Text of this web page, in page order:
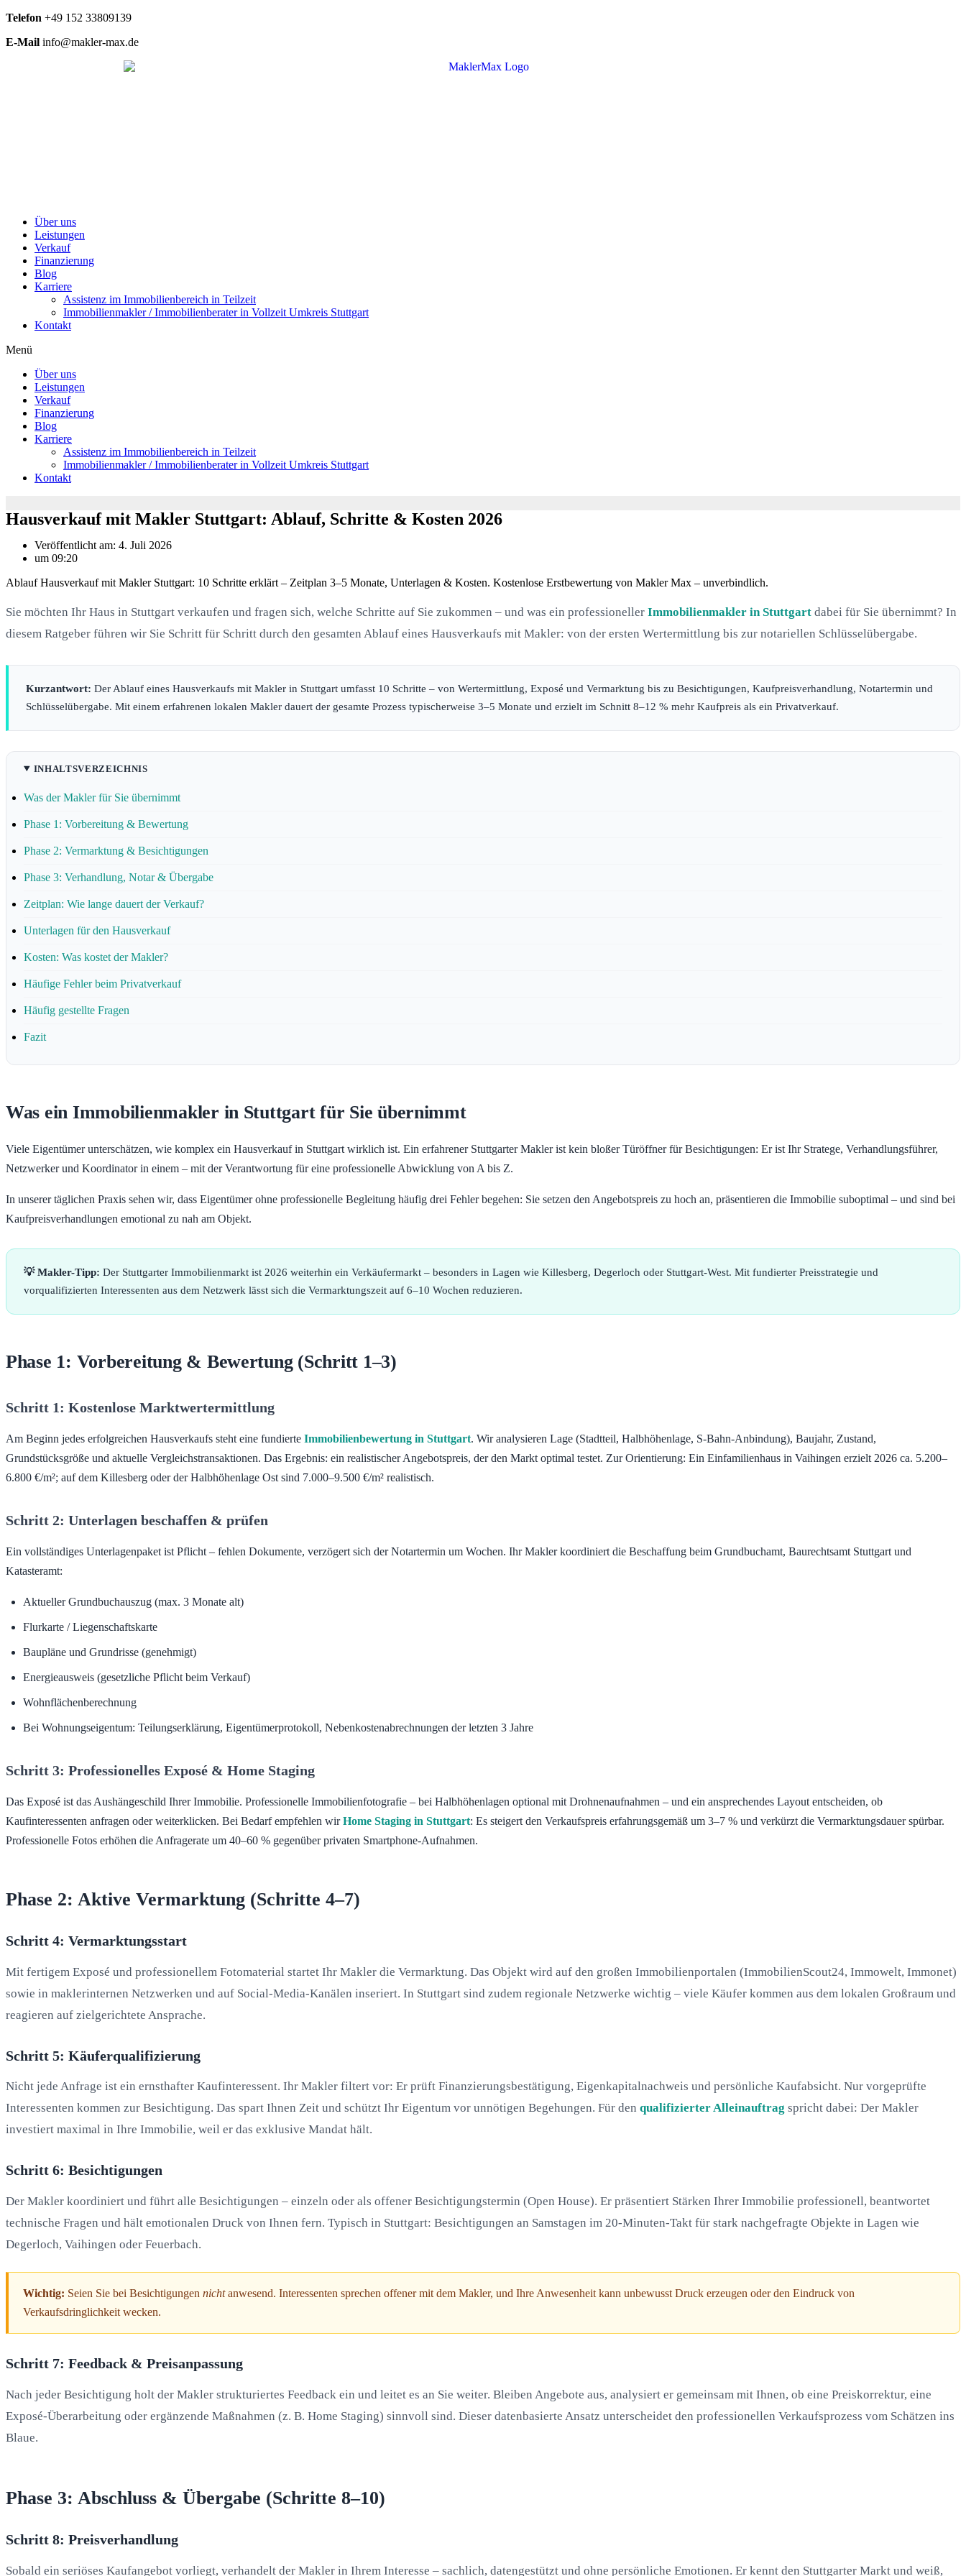
Telefon +49 152 33809139
E-Mail info@makler-max.de
Über uns
Leistungen
Verkauf
Finanzierung
Blog
Karriere
Assistenz im Immobilienbereich in Teilzeit
Immobilienmakler / Immobilienberater in Vollzeit Umkreis Stuttgart
Kontakt
Menü
Über uns
Leistungen
Verkauf
Finanzierung
Blog
Karriere
Assistenz im Immobilienbereich in Teilzeit
Immobilienmakler / Immobilienberater in Vollzeit Umkreis Stuttgart
Kontakt
Hausverkauf mit Makler Stuttgart: Ablauf, Schritte & Kosten 2026
Veröffentlicht am: 4. Juli 2026
um 09:20
Ablauf Hausverkauf mit Makler Stuttgart: 10 Schritte erklärt – Zeitplan 3–5 Monate, Unterlagen & Kosten. Kostenlose Erstbewertung von Makler Max – unverbindlich.
Sie möchten Ihr Haus in Stuttgart verkaufen und fragen sich, welche Schritte auf Sie zukommen – und was ein professioneller Immobilienmakler in Stuttgart dabei für Sie übernimmt? In
diesem Ratgeber führen wir Sie Schritt für Schritt durch den gesamten Ablauf eines Hausverkaufs mit Makler: von der ersten Wertermittlung bis zur notariellen Schlüsselübergabe.
Kurzantwort: Der Ablauf eines Hausverkaufs mit Makler in Stuttgart umfasst 10 Schritte – von Wertermittlung, Exposé und Vermarktung bis zu Besichtigungen, Kaufpreisverhandlung, Notartermin und
Schlüsselübergabe. Mit einem erfahrenen lokalen Makler dauert der gesamte Prozess typischerweise 3–5 Monate und erzielt im Schnitt 8–12 % mehr Kaufpreis als ein Privatverkauf.
INHALTSVERZEICHNIS
Was der Makler für Sie übernimmt
Phase 1: Vorbereitung & Bewertung
Phase 2: Vermarktung & Besichtigungen
Phase 3: Verhandlung, Notar & Übergabe
Zeitplan: Wie lange dauert der Verkauf?
Unterlagen für den Hausverkauf
Kosten: Was kostet der Makler?
Häufige Fehler beim Privatverkauf
Häufig gestellte Fragen
Fazit
Was ein Immobilienmakler in Stuttgart für Sie übernimmt
Viele Eigentümer unterschätzen, wie komplex ein Hausverkauf in Stuttgart wirklich ist. Ein erfahrener Stuttgarter Makler ist kein bloßer Türöffner für Besichtigungen: Er ist Ihr Stratege, Verhandlungsführer,
Netzwerker und Koordinator in einem – mit der Verantwortung für eine professionelle Abwicklung von A bis Z.
In unserer täglichen Praxis sehen wir, dass Eigentümer ohne professionelle Begleitung häufig drei Fehler begehen: Sie setzen den Angebotspreis zu hoch an, präsentieren die Immobilie suboptimal – und sind bei
Kaufpreisverhandlungen emotional zu nah am Objekt.
💡 Makler-Tipp: Der Stuttgarter Immobilienmarkt ist 2026 weiterhin ein Verkäufermarkt – besonders in Lagen wie Killesberg, Degerloch oder Stuttgart-West. Mit fundierter Preisstrategie und
vorqualifizierten Interessenten aus dem Netzwerk lässt sich die Vermarktungszeit auf 6–10 Wochen reduzieren.
Phase 1: Vorbereitung & Bewertung (Schritt 1–3)
Schritt 1: Kostenlose Marktwertermittlung
Am Beginn jedes erfolgreichen Hausverkaufs steht eine fundierte Immobilienbewertung in Stuttgart. Wir analysieren Lage (Stadtteil, Halbhöhenlage, S-Bahn-Anbindung), Baujahr, Zustand,
Grundstücksgröße und aktuelle Vergleichstransaktionen. Das Ergebnis: ein realistischer Angebotspreis, der den Markt optimal testet. Zur Orientierung: Ein Einfamilienhaus in Vaihingen erzielt 2026 ca. 5.200–
6.800 €/m²; auf dem Killesberg oder der Halbhöhenlage Ost sind 7.000–9.500 €/m² realistisch.
Schritt 2: Unterlagen beschaffen & prüfen
Ein vollständiges Unterlagenpaket ist Pflicht – fehlen Dokumente, verzögert sich der Notartermin um Wochen. Ihr Makler koordiniert die Beschaffung beim Grundbuchamt, Baurechtsamt Stuttgart und
Katasteramt:
Aktueller Grundbuchauszug (max. 3 Monate alt)
Flurkarte / Liegenschaftskarte
Baupläne und Grundrisse (genehmigt)
Energieausweis (gesetzliche Pflicht beim Verkauf)
Wohnflächenberechnung
Bei Wohnungseigentum: Teilungserklärung, Eigentümerprotokoll, Nebenkostenabrechnungen der letzten 3 Jahre
Schritt 3: Professionelles Exposé & Home Staging
Das Exposé ist das Aushängeschild Ihrer Immobilie. Professionelle Immobilienfotografie – bei Halbhöhenlagen optional mit Drohnenaufnahmen – und ein ansprechendes Layout entscheiden, ob
Kaufinteressenten anfragen oder weiterklicken. Bei Bedarf empfehlen wirHome Staging in Stuttgart: Es steigert den Verkaufspreis erfahrungsgemäß um 3–7 % und verkürzt die Vermarktungsdauer spürbar.
Professionelle Fotos erhöhen die Anfragerate um 40–60 % gegenüber privaten Smartphone-Aufnahmen.
Phase 2: Aktive Vermarktung (Schritte 4–7)
Schritt 4: Vermarktungsstart
Mit fertigem Exposé und professionellem Fotomaterial startet Ihr Makler die Vermarktung. Das Objekt wird auf den großen Immobilienportalen (ImmobilienScout24, Immowelt, Immonet)
sowie in maklerinternen Netzwerken und auf Social-Media-Kanälen inseriert. In Stuttgart sind zudem regionale Netzwerke wichtig – viele Käufer kommen aus dem lokalen Großraum und
reagieren auf zielgerichtete Ansprache.
Schritt 5: Käuferqualifizierung
Nicht jede Anfrage ist ein ernsthafter Kaufinteressent. Ihr Makler filtert vor: Er prüft Finanzierungsbestätigung, Eigenkapitalnachweis und persönliche Kaufabsicht. Nur vorgeprüfte
Interessenten kommen zur Besichtigung. Das spart Ihnen Zeit und schützt Ihr Eigentum vor unnötigen Begehungen. Für den qualifizierter Alleinauftrag spricht dabei: Der Makler
investiert maximal in Ihre Immobilie, weil er das exklusive Mandat hält.
Schritt 6: Besichtigungen
Der Makler koordiniert und führt alle Besichtigungen – einzeln oder als offener Besichtigungstermin (Open House). Er präsentiert Stärken Ihrer Immobilie professionell, beantwortet
technische Fragen und hält emotionalen Druck von Ihnen fern. Typisch in Stuttgart: Besichtigungen an Samstagen im 20-Minuten-Takt für stark nachgefragte Objekte in Lagen wie
Degerloch, Vaihingen oder Feuerbach.
Wichtig: Seien Sie bei Besichtigungen nichtanwesend. Interessenten sprechen offener mit dem Makler, und Ihre Anwesenheit kann unbewusst Druck erzeugen oder den Eindruck von
Verkaufsdringlichkeit wecken.
Schritt 7: Feedback & Preisanpassung
Nach jeder Besichtigung holt der Makler strukturiertes Feedback ein und leitet es an Sie weiter. Bleiben Angebote aus, analysiert er gemeinsam mit Ihnen, ob eine Preiskorrektur, eine
Exposé-Überarbeitung oder ergänzende Maßnahmen (z. B. Home Staging) sinnvoll sind. Dieser datenbasierte Ansatz unterscheidet den professionellen Verkaufsprozess vom Schätzen ins
Blaue.
Phase 3: Abschluss & Übergabe (Schritte 8–10)
Schritt 8: Preisverhandlung
Sobald ein seriöses Kaufangebot vorliegt, verhandelt der Makler in Ihrem Interesse – sachlich, datengestützt und ohne persönliche Emotionen. Er kennt den Stuttgarter Markt und weiß,